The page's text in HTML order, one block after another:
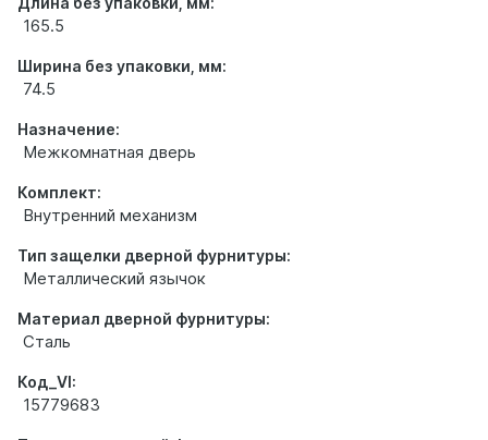
165.5
Ширина без упаковки, мм:
74.5
Назначение:
Межкомнатная дверь
Комплект:
Внутренний механизм
Тип защелки дверной фурнитуры:
Металлический язычок
Материал дверной фурнитуры:
Сталь
Код_VI:
15779683